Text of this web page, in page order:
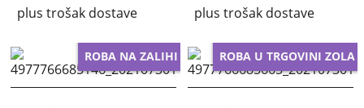
plus trošak dostave plus trošak dostave
ROBA NA ZALIHI ROBA U TRGOVINI ZOLA